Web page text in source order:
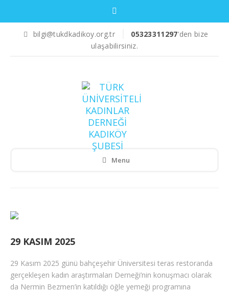
bilgi@tukdkadikoy.org.tr 05323311297'den bize
ulaşabilirsiniz.
Menu
29 KASIM 2025
29 Kasım 2025 günü bahçeşehir Üniversitesi teras restoranda
gerçekleşen kadın araştırmaları Derneği’nin konuşmacı olarak
da Nermin Bezmen’in katıldığı öğle yemeği programına